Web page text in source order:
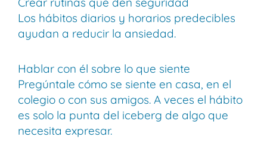
Los hábitos diarios y horarios predecibles
ayudan a reducir la ansiedad.
Hablar con él sobre lo que siente
Pregúntale cómo se siente en casa, en el
colegio o con sus amigos. A veces el hábito
es solo la punta del iceberg de algo que
necesita expresar.